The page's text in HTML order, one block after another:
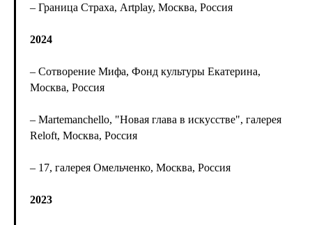
– Граница Страха, Artplay, Москва, Россия
2024
– Сотворение Мифа, Фонд культуры Екатерина,
Москва, Россия
– Martemanchello, "Новая глава в искусстве", галерея
Reloft, Москва, Россия
– 17, галерея Омельченко, Москва, Россия
2023